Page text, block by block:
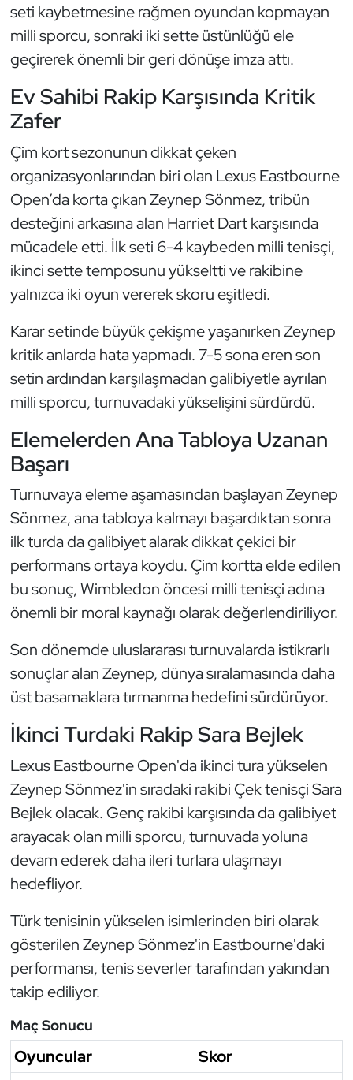
seti kaybetmesine rağmen oyundan kopmayan
milli sporcu, sonraki iki sette üstünlüğü ele
geçirerek önemli bir geri dönüşe imza attı.
Ev Sahibi Rakip Karşısında Kritik
Zafer
Çim kort sezonunun dikkat çeken
organizasyonlarından biri olan Lexus Eastbourne
Open’da korta çıkan Zeynep Sönmez, tribün
desteğini arkasına alan Harriet Dart karşısında
mücadele etti. İlk seti 6-4 kaybeden milli tenisçi,
ikinci sette temposunu yükseltti ve rakibine
yalnızca iki oyun vererek skoru eşitledi.
Karar setinde büyük çekişme yaşanırken Zeynep
kritik anlarda hata yapmadı. 7-5 sona eren son
setin ardından karşılaşmadan galibiyetle ayrılan
milli sporcu, turnuvadaki yükselişini sürdürdü.
Elemelerden Ana Tabloya Uzanan
Başarı
Turnuvaya eleme aşamasından başlayan Zeynep
Sönmez, ana tabloya kalmayı başardıktan sonra
ilk turda da galibiyet alarak dikkat çekici bir
performans ortaya koydu. Çim kortta elde edilen
bu sonuç, Wimbledon öncesi milli tenisçi adına
önemli bir moral kaynağı olarak değerlendiriliyor.
Son dönemde uluslararası turnuvalarda istikrarlı
sonuçlar alan Zeynep, dünya sıralamasında daha
üst basamaklara tırmanma hedefini sürdürüyor.
İkinci Turdaki Rakip Sara Bejlek
Lexus Eastbourne Open'da ikinci tura yükselen
Zeynep Sönmez'in sıradaki rakibi Çek tenisçi Sara
Bejlek olacak. Genç rakibi karşısında da galibiyet
arayacak olan milli sporcu, turnuvada yoluna
devam ederek daha ileri turlara ulaşmayı
hedefliyor.
Türk tenisinin yükselen isimlerinden biri olarak
gösterilen Zeynep Sönmez'in Eastbourne'daki
performansı, tenis severler tarafından yakından
takip ediliyor.
Maç Sonucu
Oyuncular
Skor
Güreş
Halter
Hava Sporları
Hentbol
İşitme Engelli Sporcular
Judo ve Kuraş
Kano ve Rafting
Kayak
Kempo
Kick Boks
Kürek
Masa Tenisi
Modern Pentatlon
Motor Sporları
Okçuluk
Özel Sporcular
Paralimpik
Ragbi
Su Topu
Sualtı Sporları
Tekvando
Tenis